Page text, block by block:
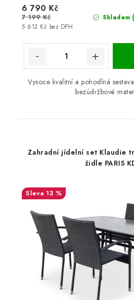
Skladem
5 612 Kč bez DPH
6 790 Kč
7 199 Kč
Vysoce kvalitní a pohodlná
bezúdržbové
Zahradní jídelní set Klaudie
židle PARIS
13 %